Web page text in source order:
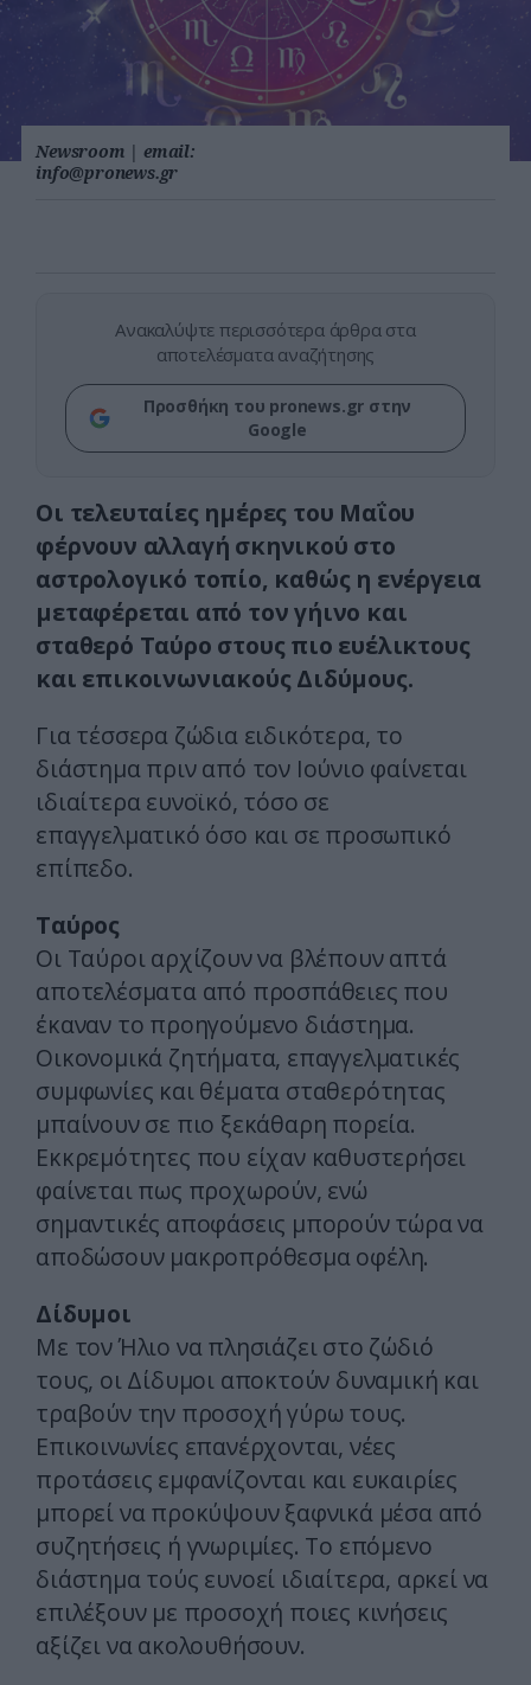
Newsroom | email:
info@pronews.gr
Ανακαλύψτε περισσότερα άρθρα στα
αποτελέσματα αναζήτησης
Προσθήκη του pronews.gr στην
Google
Οι τελευταίες ημέρες του Μαΐου
φέρνουν αλλαγή σκηνικού στο
αστρολογικό τοπίο, καθώς η ενέργεια
μεταφέρεται από τον γήινο και
σταθερό Ταύρο στους πιο ευέλικτους
και επικοινωνιακούς Διδύμους.
Για τέσσερα ζώδια ειδικότερα, το
διάστημα πριν από τον Ιούνιο φαίνεται
ιδιαίτερα ευνοϊκό, τόσο σε
επαγγελματικό όσο και σε προσωπικό
επίπεδο.
Ταύρος
Οι Ταύροι αρχίζουν να βλέπουν απτά
αποτελέσματα από προσπάθειες που
έκαναν το προηγούμενο διάστημα.
Οικονομικά ζητήματα, επαγγελματικές
συμφωνίες και θέματα σταθερότητας
μπαίνουν σε πιο ξεκάθαρη πορεία.
Εκκρεμότητες που είχαν καθυστερήσει
φαίνεται πως προχωρούν, ενώ
σημαντικές αποφάσεις μπορούν τώρα να
αποδώσουν μακροπρόθεσμα οφέλη.
Δίδυμοι
Με τον Ήλιο να πλησιάζει στο ζώδιό
τους, οι Δίδυμοι αποκτούν δυναμική και
τραβούν την προσοχή γύρω τους.
Επικοινωνίες επανέρχονται, νέες
προτάσεις εμφανίζονται και ευκαιρίες
μπορεί να προκύψουν ξαφνικά μέσα από
συζητήσεις ή γνωριμίες. Το επόμενο
διάστημα τούς ευνοεί ιδιαίτερα, αρκεί να
επιλέξουν με προσοχή ποιες κινήσεις
αξίζει να ακολουθήσουν.